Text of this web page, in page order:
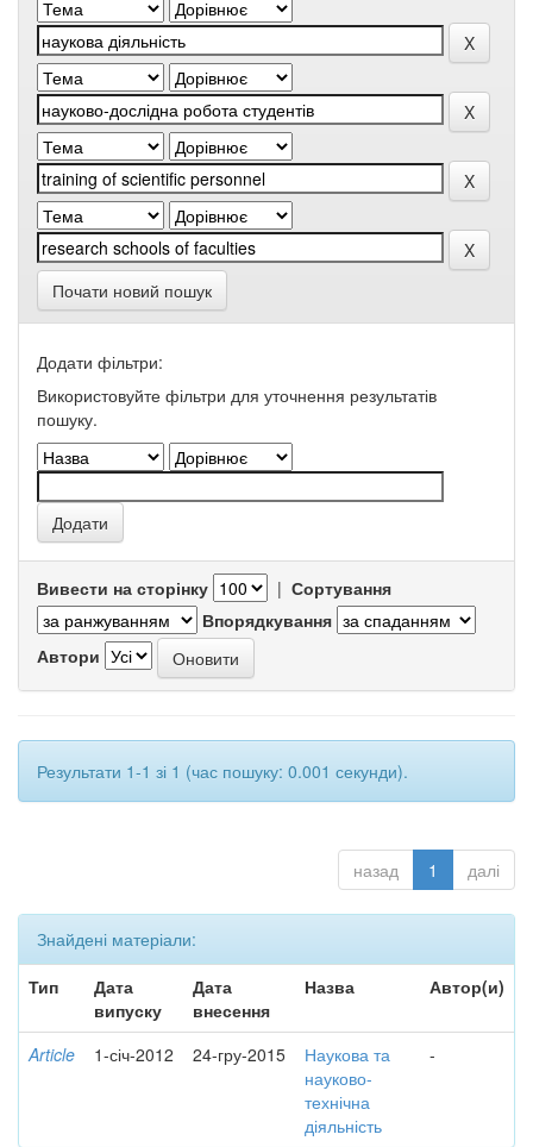
Почати новий пошук
Додати фільтри:
Використовуйте фільтри для уточнення результатів
пошуку.
Вивести на сторінку | Сортування
Впорядкування
Автори
Результати 1-1 зі 1 (час пошуку: 0.001 секунди).
назад 1 далі
Знайдені матеріали:
Тип
Дата
випуску
Дата
внесення
Назва Автор(и)
Article 1-січ-2012 24-гру-2015
Наукова та
науково-
технічна
діяльність
-